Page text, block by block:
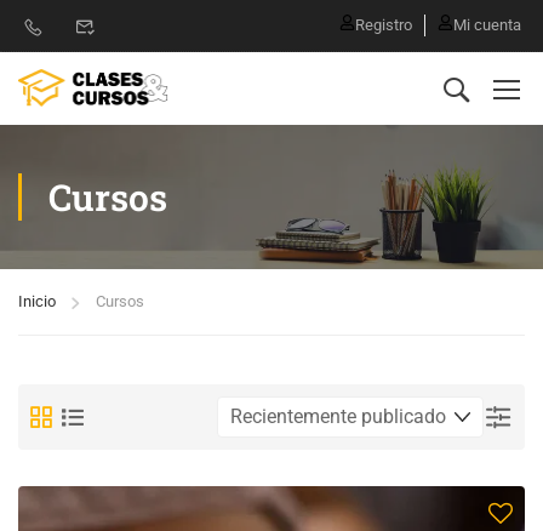
Registro Mi cuenta
Cursos
Inicio Cursos